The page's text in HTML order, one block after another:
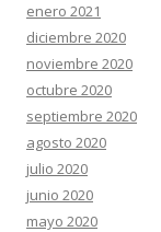
enero 2021
diciembre 2020
noviembre 2020
octubre 2020
septiembre 2020
agosto 2020
julio 2020
junio 2020
mayo 2020